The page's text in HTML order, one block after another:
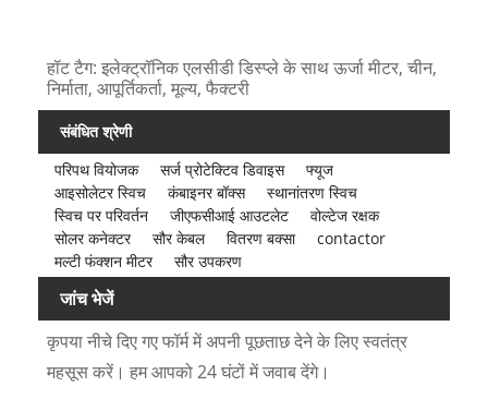
हॉट टैग: इलेक्ट्रॉनिक एलसीडी डिस्प्ले के साथ ऊर्जा मीटर, चीन,
निर्माता, आपूर्तिकर्ता, मूल्य, फैक्टरी
संबंधित श्रेणी
परिपथ वियोजक
सर्ज प्रोटेक्टिव डिवाइस
फ्यूज
आइसोलेटर स्विच
कंबाइनर बॉक्स
स्थानांतरण स्विच
स्विच पर परिवर्तन
जीएफसीआई आउटलेट
वोल्टेज रक्षक
सोलर कनेक्टर
सौर केबल वितरण बक्सा
contactor
मल्टी फंक्शन मीटर
सौर उपकरण
जांच भेजें
कृपया नीचे दिए गए फॉर्म में अपनी पूछताछ देने के लिए स्वतंत्र
महसूस करें। हम आपको 24 घंटों में जवाब देंगे।